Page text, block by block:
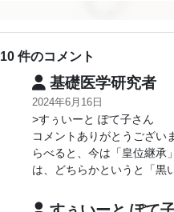
10 件のコメント
基礎医学研究者
2024年6月16日
>すぅいーと ぽて子さん
コメントありがとうござ
らべると、今は「皇位継承
は、どちらかというと「黒